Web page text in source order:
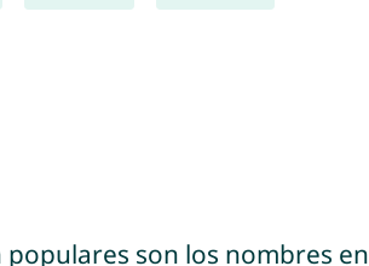
son los nombres en